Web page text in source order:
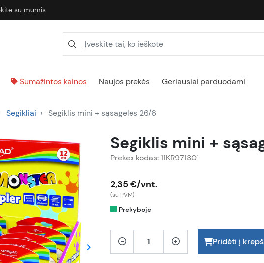
su mumis
Sumažintos kainos Naujos prekės Geriausiai parduodami
Segikliai Segiklis mini + sąsagėlės 26/6
Tęsti
keyboard_arrow_right
Segiklis mini +
Prekės kodas: 11KR971301
2,35 €/vnt.
(su PVM)
Prekyboje
Pridėti į